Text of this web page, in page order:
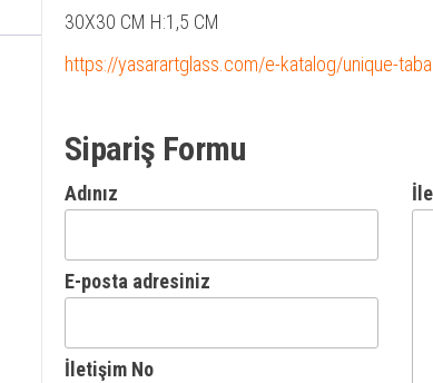
30X30 CM H:1,5 CM
https://yasarartglass.com/e-katalog/unique-
Sipariş Formu
Adınız
E-posta adresiniz
İletişim No